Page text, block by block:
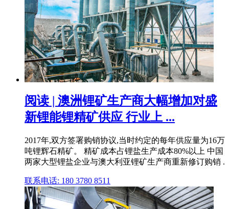
阅读 | 澳洲锂矿生产商大幅增加对盛
新锂能锂精矿供应 行业上 ...
2017年,双方签署购销协议,当时约定的每年供应量为16万
吨锂辉石精矿。 精矿成本占锂盐生产成本80%以上 中国
两家大型锂盐企业与澳大利亚锂矿生产商重新修订购销 .
联系电话: 180 3780 8511